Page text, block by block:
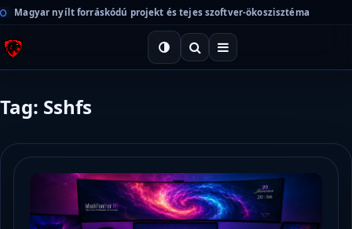
Magyar nyílt forráskódú projekt és tejes szoftver-ökoszisztéma
Tag: Sshfs